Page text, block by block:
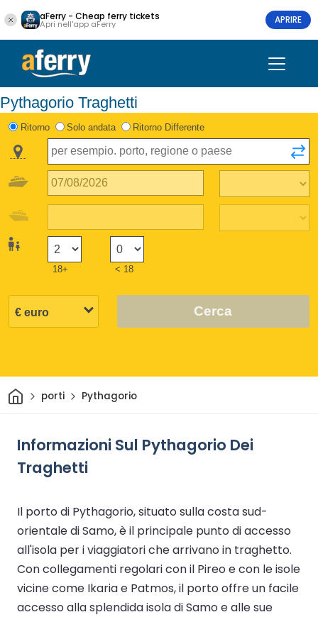
aFerry - Cheap ferry tickets
Apri nell'app aFerry APRIRE
Pythagorio Traghetti
Ritorno Solo andata Ritorno Differente
18+ < 18
Cerca
Casaporti Pythagorio
Informazioni Sul Pythagorio Dei
Traghetti
Il porto di Pythagorio, situato sulla costa sud-
orientale di Samo, è il principale punto di accesso
all'isola per i viaggiatori che arrivano in traghetto.
Con collegamenti regolari con il Pireo e con le isole
vicine come Ikaria e Patmos, il porto offre un facile
accesso alla splendida isola di Samo e alle sue